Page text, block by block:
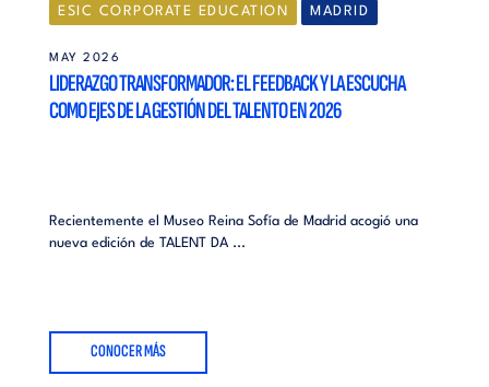
ESIC CORPORATE EDUCATION MADRID
MAY 2026
LIDERAZGO TRANSFORMADOR: EL FEEDBACK Y LA ESCUCHA
COMO EJES DE LA GESTIÓN DEL TALENTO EN 2026
Recientemente el Museo Reina Sofía de Madrid acogió una
nueva edición de TALENT DA ...
CONOCER MÁS